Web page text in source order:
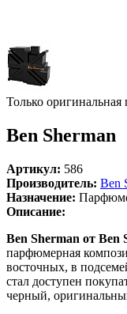
Только
Ben Sherman
Артикул: 586
Производитель: Ben
Назначение:
Описание:
Ben Sherman от Ben
парфюмерная
восточных, в
стал доступен
черный,